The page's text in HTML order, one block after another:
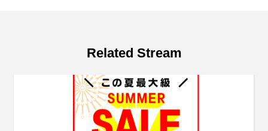
Related Stream